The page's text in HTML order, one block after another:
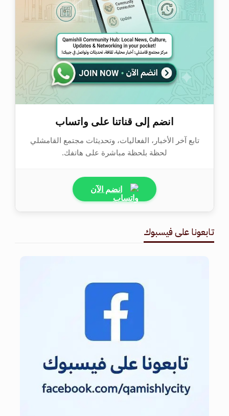
انضم إلى قناتنا على واتساب
تابع آخر الأخبار، الفعاليات، وتحديثات مجتمع القامشلي
لحظة بلحظة مباشرة على هاتفك.
انضم الآن
تابعونا على فيسبوك